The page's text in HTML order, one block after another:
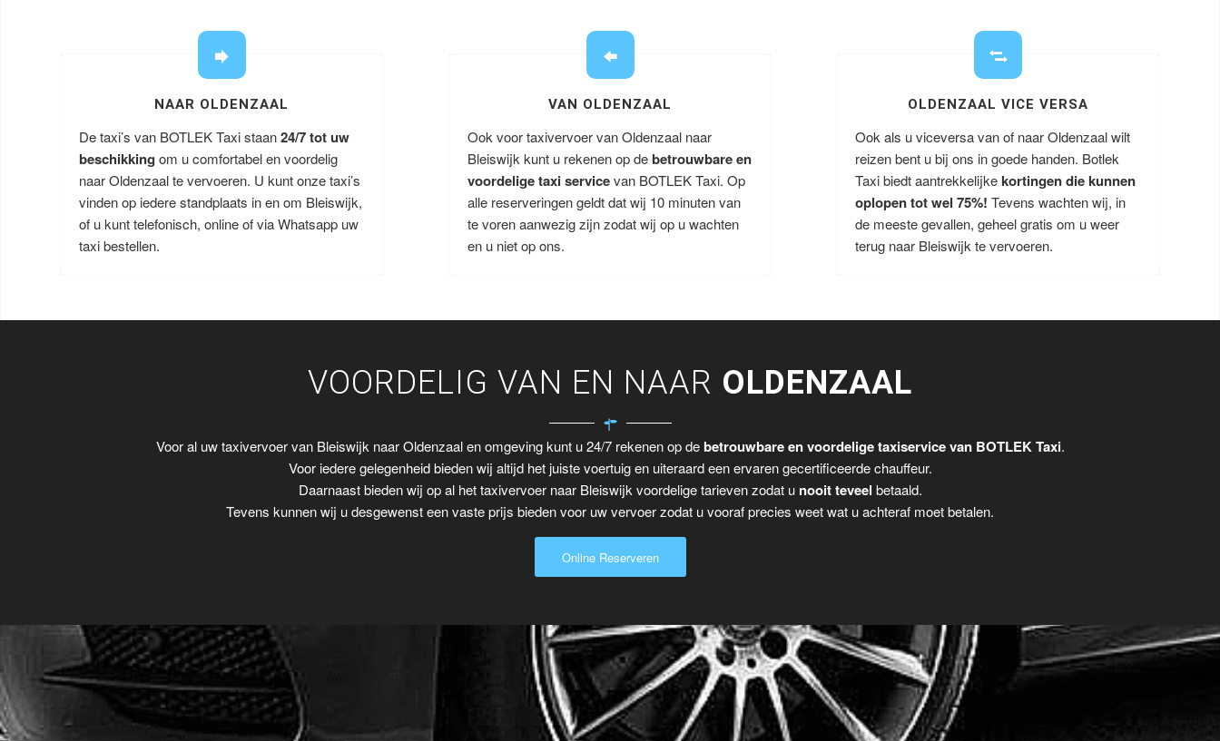
NAAR OLDENZAAL
De taxi’s van BOTLEK Taxi staan24/7 tot uw
beschikking om u comfortabel en voordelig
naar Oldenzaal te vervoeren. U kunt onze taxi’s
vinden op iedere standplaats in en om Bleiswijk,
of u kunt telefonisch, online of via Whatsapp uw
taxi bestellen.
VAN OLDENZAAL
Ook voor taxivervoer van Oldenzaal naar
Bleiswijk kunt u rekenen op debetrouwbare en
voordelige taxi servicevan BOTLEK Taxi. Op
alle reserveringen geldt dat wij 10 minuten van
te voren aanwezig zijn zodat wij op u wachten
en u niet op ons.
OLDENZAAL VICE VERSA
Ook als u viceversa van of naar Oldenzaal wilt
reizen bent u bij ons in goede handen. Botlek
Taxi biedt aantrekkelijkekortingen die kunnen
oplopen tot wel 75%!Tevens wachten wij, in
de meeste gevallen, geheel gratis om u weer
terug naar Bleiswijk te vervoeren.
VOORDELIG VAN EN NAAR OLDENZAAL
Voor al uw taxivervoer van Bleiswijk naar Oldenzaal en omgeving kunt u 24/7 rekenen op debetrouwbare en voordelige taxiservice van BOTLEK Taxi.
Voor iedere gelegenheid bieden wij altijd het juiste voertuig en uiteraard een ervaren gecertificeerde chauffeur.
Daarnaast bieden wij op al het taxivervoer naar Bleiswijk voordelige tarieven zodat u nooit teveel betaald.
Tevens kunnen wij u desgewenst een vaste prijs bieden voor uw vervoer zodat u vooraf precies weet wat u achteraf moet betalen.
Online Reserveren